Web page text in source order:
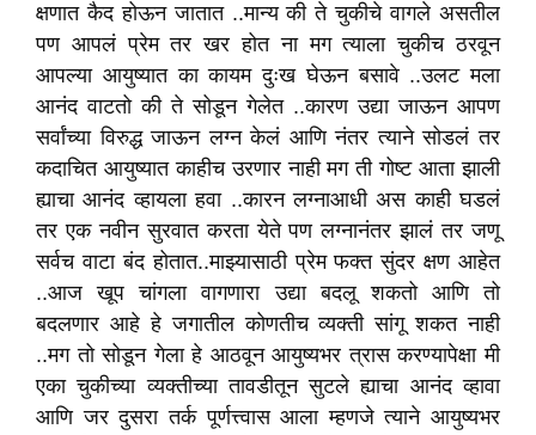
क्षणात कैद होऊन जातात ..मान्य की ते चुकीचे वागले असतील
पण आपलं प्रेम तर खर होत ना मग त्याला चुकीच ठरवून
आपल्या आयुष्यात का कायम दुःख घेऊन बसावे ..उलट मला
आनंद वाटतो की ते सोडून गेलेत ..कारण उद्या जाऊन आपण
सर्वांच्या विरुद्ध जाऊन लग्न केलं आणि नंतर त्याने सोडलं तर
कदाचित आयुष्यात काहीच उरणार नाही मग ती गोष्ट आता झाली
ह्याचा आनंद व्हायला हवा ..कारन लग्नाआधी अस काही घडलं
तर एक नवीन सुरवात करता येते पण लग्नानंतर झालं तर जणू
सर्वच वाटा बंद होतात..माझ्यासाठी प्रेम फक्त सुंदर क्षण आहेत
..आज खूप चांगला वागणारा उद्या बदलू शकतो आणि तो
बदलणार आहे हे जगातील कोणतीच व्यक्ती सांगू शकत नाही
..मग तो सोडून गेला हे आठवून आयुष्यभर त्रास करण्यापेक्षा मी
एका चुकीच्या व्यक्तीच्या तावडीतून सुटले ह्याचा आनंद व्हावा
आणि जर दुसरा तर्क पूर्णत्त्वास आला म्हणजे त्याने आयुष्यभर